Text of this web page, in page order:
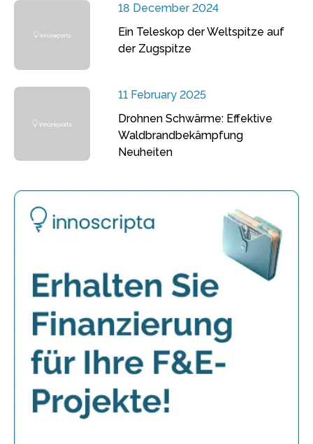
18 December 2024
Ein Teleskop der Weltspitze auf
der Zugspitze
11 February 2025
Drohnen Schwärme: Effektive
Waldbrandbekämpfung
Neuheiten